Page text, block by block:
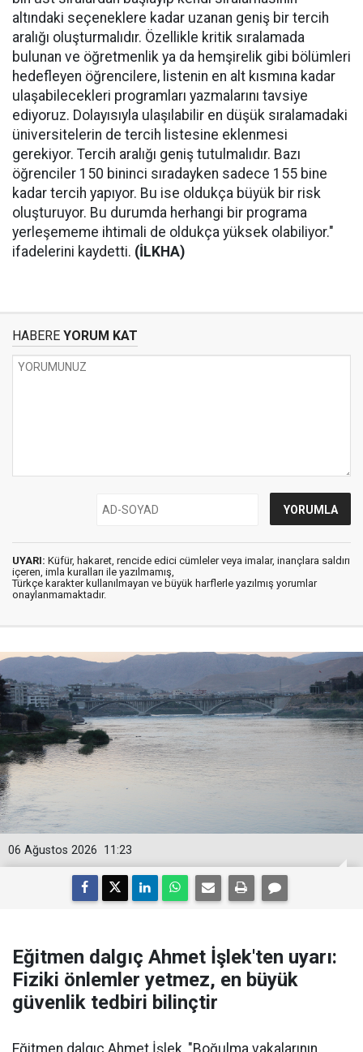
altındaki seçeneklere kadar uzanan geniş bir tercih
aralığı oluşturmalıdır. Özellikle kritik sıralamada
bulunan ve öğretmenlik ya da hemşirelik gibi bölümleri
hedefleyen öğrencilere, listenin en alt kısmına kadar
ulaşabilecekleri programları yazmalarını tavsiye
ediyoruz. Dolayısıyla ulaşılabilir en düşük sıralamadaki
üniversitelerin de tercih listesine eklenmesi
gerekiyor. Tercih aralığı geniş tutulmalıdır. Bazı
öğrenciler 150 bininci sıradayken sadece 155 bine
kadar tercih yapıyor. Bu ise oldukça büyük bir risk
oluşturuyor. Bu durumda herhangi bir programa
yerleşememe ihtimali de oldukça yüksek olabiliyor."
ifadelerini kaydetti. (İLKHA)
HABERE YORUM KAT
UYARI: Küfür, hakaret, rencide edici cümleler veya imalar, inançlara saldırı
içeren, imla kuralları ile yazılmamış,
Türkçe karakter kullanılmayan ve büyük harflerle yazılmış yorumlar
onaylanmamaktadır.
11:23
06 Ağustos 2026
Eğitmen dalgıç Ahmet İşlek'ten uyarı:
Fiziki önlemler yetmez, en büyük
güvenlik tedbiri bilinçtir